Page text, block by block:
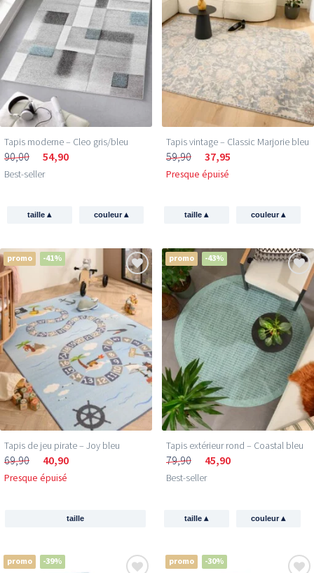
Tapis moderne – Cleo gris/bleu
90,00 54,90
Best-seller
taille▴ couleur▴
Tapis vintage – Classic Marjorie bleu
59,90 37,95
Presque épuisé
taille▴ couleur▴
promo -41%
Tapis de jeu pirate – Joy bleu
69,90 40,90
Presque épuisé
taille
promo -43%
Tapis extérieur rond – Coastal bleu
79,90 45,90
Best-seller
taille▴ couleur▴
promo -39% promo -30%